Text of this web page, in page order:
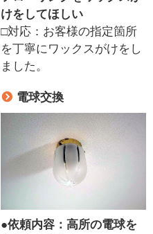
けをしてほしい
□対応：お客様の指定箇所
を丁寧にワックスがけをし
ました。
電球交換
●依頼内容：高所の電球を